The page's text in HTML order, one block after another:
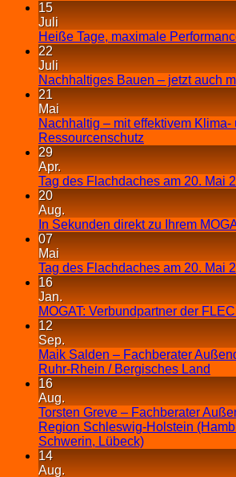
15
Juli
Heiße Tage, maximale
22
Juli
Nachhaltiges Bauen – jetzt auch
21
Mai
Nachhaltig – mit effektivem Klima-
Ressourcenschutz
29
Apr.
Tag des Flachdaches am 20. Mai
20
Aug.
In Sekunden direkt zu Ihrem
07
Mai
Tag des Flachdaches am 20. Mai
16
Jan.
MOGAT: Verbundpartner der
12
Sep.
Maik Salden – Fachberater
Ruhr-Rhein / Bergisches Land
16
Aug.
Torsten Greve – Fachberater
Region Schleswig-Holstein
Schwerin, Lübeck)
14
Aug.